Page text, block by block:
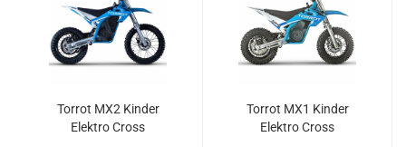
Torrot MX2 Kinder
Elektro Cross
Torrot MX1 Kinder
Elektro Cross